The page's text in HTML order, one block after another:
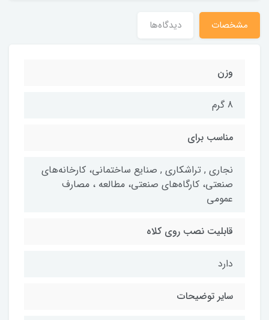
مشخصات دیدگاه‌ها
وزن
8 گرم
مناسب برای
نجاری , تراشکاری , صنایع ساختمانی، کارخانه‌های
صنعتی، کارگاه‌های صنعتی، مطالعه ، مصارف
عمومی
قابلیت نصب روی کلاه
دارد
سایر توضیحات